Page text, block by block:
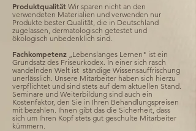
Produktqualität Wir sparen nicht an den
verwendeten Materialien und verwenden nur
Produkte bester Qualität, die in Deutschland
zugelassen, dermatologisch getestet und
ökologisch unbedenklich sind.
Fachkompetenz „Lebenslanges Lernen" ist ein
Grundsatz des Friseurkodex. In einer sich rasch
wandelnden Welt ist ständige Wissensauffrischung
unerlässlich. Unsere Mitarbeiter haben sich hierzu
verpflichtet und sind stets auf dem aktuellen Stand.
Seminare und Weiterbildung sind auch ein
Kostenfaktor, den Sie in Ihren Behandlungspreisen
mit bezahlen. Ihnen gibt das die Sicherheit, dass
sich um Ihren Kopf stets gut geschulte Mitarbeiter
kümmern.